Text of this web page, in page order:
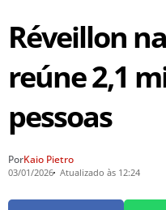
Réveillon
reúne 2,1
pessoas
PorKaio Pietro
03/01/2026 Atualizado às 12:24